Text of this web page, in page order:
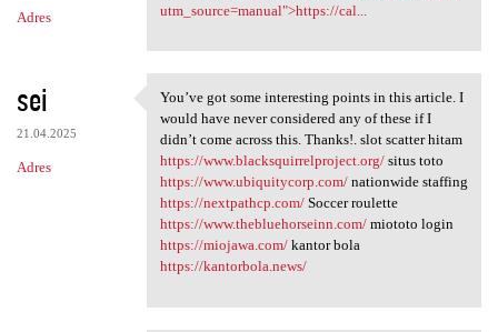
Adres
utm_source=manual">https://cal...
sei
21.04.2025
Adres
You’ve got some interesting
You’ve got some interesting points in this article. I
would have never considered any of these if I
didn’t come across this. Thanks!. slot scatter hitam
https://www.blacksquirrelproject.org/situs toto
https://www.ubiquitycorp.com/nationwide staffing
https://nextpathcp.com/Soccer roulette
https://www.thebluehorseinn.com/miototo login
https://miojawa.com/kantor bola
https://kantorbola.news/